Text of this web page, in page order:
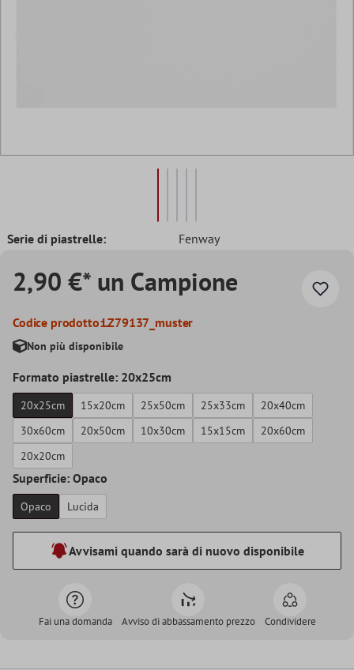
Serie di piastrelle: Fenway
2,90 €* un Campione
Codice prodotto:LZ79137_muster
Non più disponibile
Formato piastrelle: 20x25cm
20x25cm 15x20cm 25x50cm 25x33cm
20x40cm
30x60cm
20x50cm 10x30cm 15x15cm
20x60cm
20x20cm
Superficie: Opaco
Opaco Lucida
Avvisami quando sarà di nuovo disponibile
Fai una domanda Avviso di abbassamento prezzo Condividere